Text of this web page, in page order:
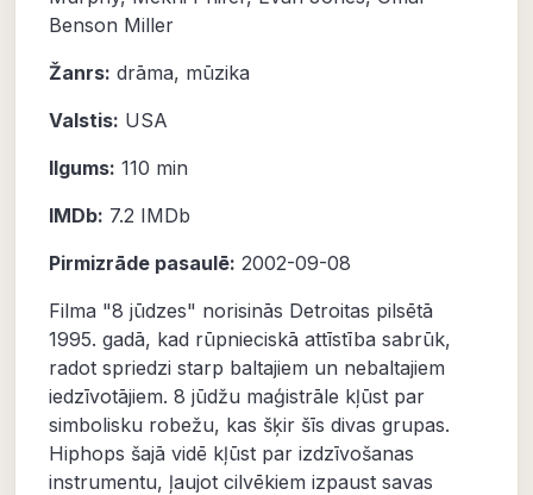
Benson Miller
Žanrs: drāma, mūzika
Valstis: USA
Ilgums: 110 min
IMDb: 7.2 IMDb
Pirmizrāde pasaulē: 2002-09-08
Filma "8 jūdzes" norisinās Detroitas pilsētā
1995. gadā, kad rūpnieciskā attīstība sabrūk,
radot spriedzi starp baltajiem un nebaltajiem
iedzīvotājiem. 8 jūdžu maģistrāle kļūst par
simbolisku robežu, kas šķir šīs divas grupas.
Hiphops šajā vidē kļūst par izdzīvošanas
instrumentu, ļaujot cilvēkiem izpaust savas